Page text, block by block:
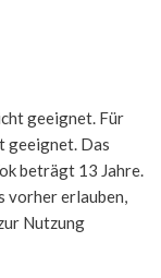
geeignet. Für
geeignet. Das
beträgt 13 Jahre.
vorher erlauben,
Nutzung